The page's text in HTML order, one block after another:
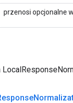
przenosi opcjonalne